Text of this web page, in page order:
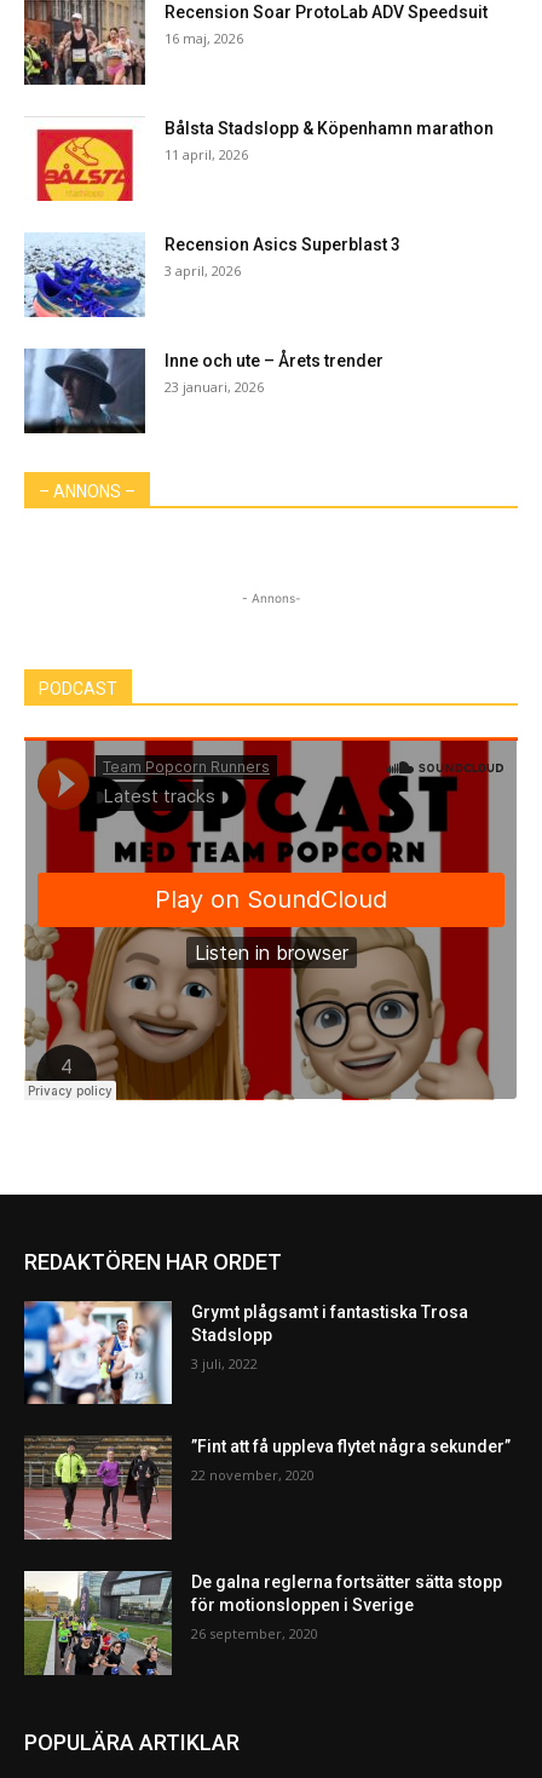
Recension Soar ProtoLab ADV Speedsuit
16 maj, 2026
Bålsta Stadslopp & Köpenhamn marathon
11 april, 2026
Recension Asics Superblast 3
3 april, 2026
Inne och ute – Årets trender
23 januari, 2026
– ANNONS –
- Annons-
PODCAST
REDAKTÖREN HAR ORDET
Grymt plågsamt i fantastiska Trosa
Stadslopp
3 juli, 2022
”Fint att få uppleva flytet några sekunder”
22 november, 2020
De galna reglerna fortsätter sätta stopp
för motionsloppen i Sverige
26 september, 2020
POPULÄRA ARTIKLAR